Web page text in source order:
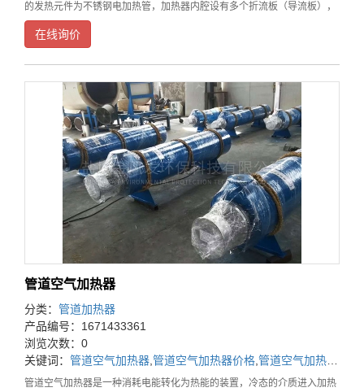
的发热元件为不锈钢电加热管，加热器内腔设有多个折流板（导流板），
引导气体流向，延长气体在内腔的滞留时间，从而使气体充分加热，使气
体加热均匀，提高热交换效率。空气加热器的加热元件
在线询价
管道空气加热器
分类： 管道加热器
产品编号：1671433361
浏览次数：0
关键词： 管道空气加热器 管道空气加热器价格 管道空气加热器厂家
管道空气加热器是一种消耗电能转化为热能的装置，冷态的介质进入加热